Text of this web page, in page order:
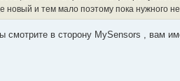
новый и тем мало поэтому пока нужного
смотрите в сторону MySensors , вам